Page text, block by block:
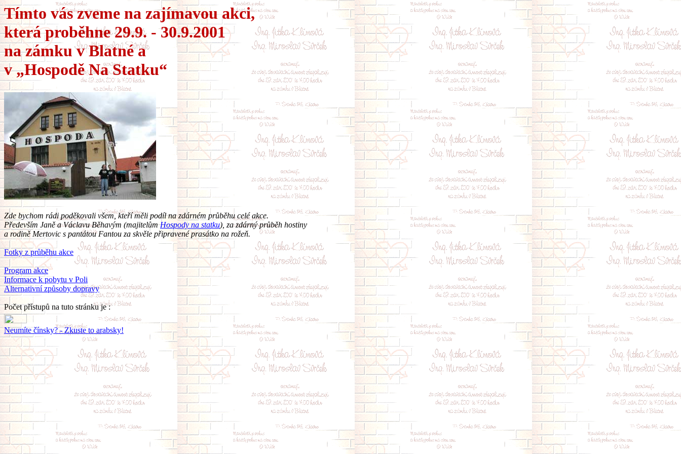
Tímto vás zveme na zajímavou akci,
která proběhne 29.9. - 30.9.2001
na zámku v Blatné a
v „Hospodě Na Statku“
Zde bychom rádi poděkovali všem, kteří měli podíl na zdárném průběhu celé akce.
Především Janě a Václavu Běhavým (majitelůmHospody na statku), za zdárný průběh hostiny
a rodině Mertovic s pantátou Fantou za skvěle připravené prasátko na rožeň.
Fotky z průběhu akce
Program akce
Informace k pobytu v Poli
Alternativní způsoby dopravy
Počet přístupů na tuto stránku je :
Neumíte čínsky? - Zkuste to arabsky!